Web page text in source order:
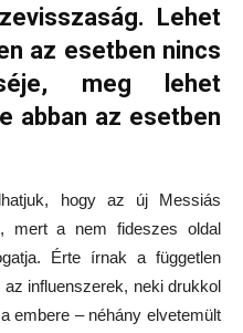
Lehet
az esetben nincs
meg lehet
abban az esetben
hogy az új Messiás
mert a nem fideszes oldal
Érte írnak a független
influenszerek, neki drukkol
embere – néhány elvetemült